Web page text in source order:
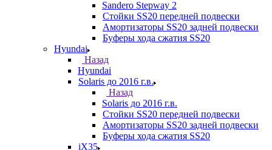
Sandero Stepway 2
Стойки SS20 передней подвески
Амортизаторы SS20 задней подвески
Буферы хода сжатия SS20
Hyundai
Назад
Hyundai
Solaris до 2016 г.в.
Назад
Solaris до 2016 г.в.
Стойки SS20 передней подвески
Амортизаторы SS20 задней подвески
Буферы хода сжатия SS20
iX35